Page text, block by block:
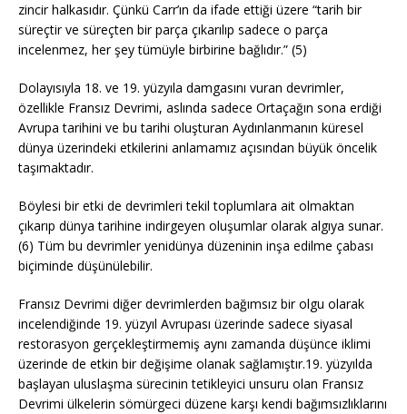
zincir halkasıdır. Çünkü Carr’ın da ifade ettiği üzere “tarih bir
süreçtir ve süreçten bir parça çıkarılıp sadece o parça
incelenmez, her şey tümüyle birbirine bağlıdır.” (5)
Dolayısıyla 18. ve 19. yüzyıla damgasını vuran devrimler,
özellikle Fransız Devrimi, aslında sadece Ortaçağın sona erdiği
Avrupa tarihini ve bu tarihi oluşturan Aydınlanmanın küresel
dünya üzerindeki etkilerini anlamamız açısından büyük öncelik
taşımaktadır.
Böylesi bir etki de devrimleri tekil toplumlara ait olmaktan
çıkarıp dünya tarihine indirgeyen oluşumlar olarak algıya sunar.
(6) Tüm bu devrimler yenidünya düzeninin inşa edilme çabası
biçiminde düşünülebilir.
Fransız Devrimi diğer devrimlerden bağımsız bir olgu olarak
incelendiğinde 19. yüzyıl Avrupası üzerinde sadece siyasal
restorasyon gerçekleştirmemiş aynı zamanda düşünce iklimi
üzerinde de etkin bir değişime olanak sağlamıştır.19. yüzyılda
başlayan uluslaşma sürecinin tetikleyici unsuru olan Fransız
Devrimi ülkelerin sömürgeci düzene karşı kendi bağımsızlıklarını